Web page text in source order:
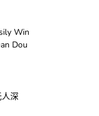
Win
Dou
深